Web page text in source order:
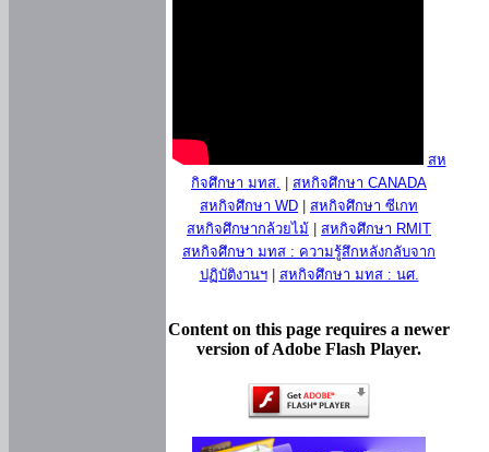
สห
กิจศึกษา มทส.
สหกิจศึกษา CANADA
สหกิจศึกษา WD
สหกิจศึกษา ซีเกท
สหกิจศึกษากล้วยไม้
สหกิจศึกษา RMIT
สหกิจศึกษา มทส : ความรู้สึกหลังกลับจาก
ปฏิบัติงานฯ| สหกิจศึกษา มทส : นศ.
Content on this page requires a newer
version of Adobe Flash Player.